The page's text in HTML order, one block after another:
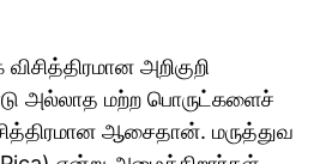
அறிகுறி
அல்லாத மற்ற பொருட்களைச்
ஆசைதான். மருத்துவ